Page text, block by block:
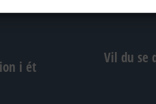
i ét
Vil du se